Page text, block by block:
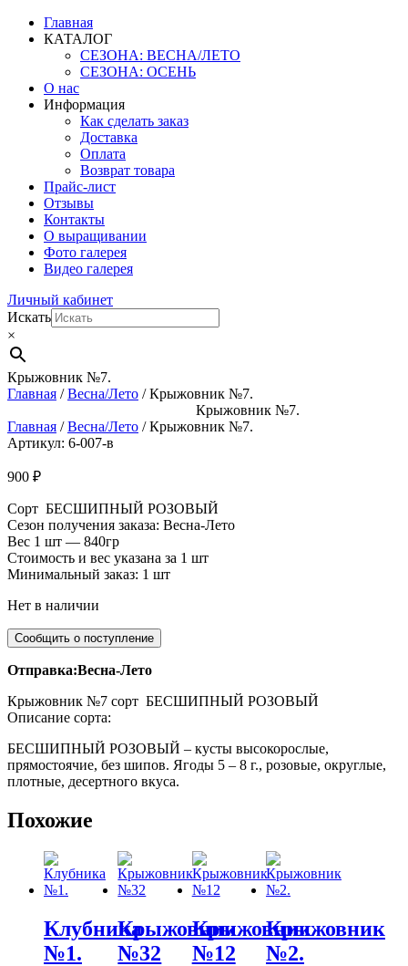
Главная
КАТАЛОГ
СЕЗОНА: ВЕСНА/ЛЕТО
СЕЗОНА: ОСЕНЬ
О нас
Информация
Как сделать заказ
Доставка
Оплата
Возврат товара
Прайс-лист
Отзывы
Контакты
О выращивании
Фото галерея
Видео галерея
Личный кабинет
Искать
×
Крыжовник №7.
Главная /Весна/Лето / Крыжовник №7.
Крыжовник №7.
Главная /Весна/Лето / Крыжовник №7.
Артикул: 6-007-в
900 ₽
Сорт БЕСШИПНЫЙ РОЗОВЫЙ
Сезон получения заказа: Весна-Лето
Вес 1 шт — 840гр
Стоимость и вес указана за 1 шт
Минимальный заказ: 1 шт
Нет в наличии
Отправка:Весна-Лето
Крыжовник №7 сорт БЕСШИПНЫЙ РОЗОВЫЙ
Описание сорта:
БЕСШИПНЫЙ РОЗОВЫЙ – кусты высокорослые,
прямостоячие, без шипов. Ягоды 5 – 8 г., розовые, округлые,
плотные, десертного вкуса.
Похожие
Клубника
№1.
Крыжовник
№32
Крыжовник
№12
Крыжовник
№2.